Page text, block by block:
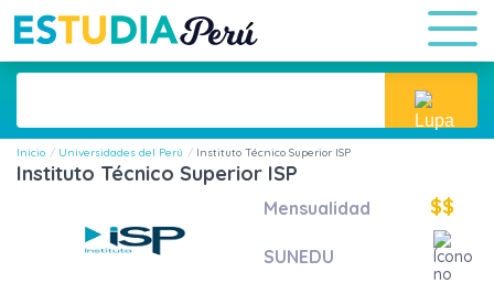
Inicio Universidades del Perú Instituto Técnico Superior ISP
Instituto Técnico Superior ISP
Mensualidad $$
SUNEDU